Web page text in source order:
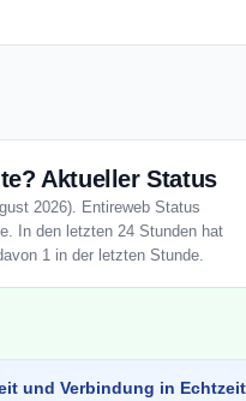
Aktueller Status
2026). Entireweb Status
In den letzten 24 Stunden hat
1 in der letzten Stunde.
und Verbindung in